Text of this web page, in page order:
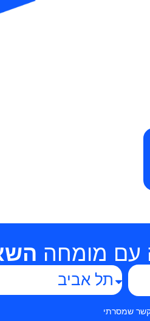
עם מומחה
שמסרתי